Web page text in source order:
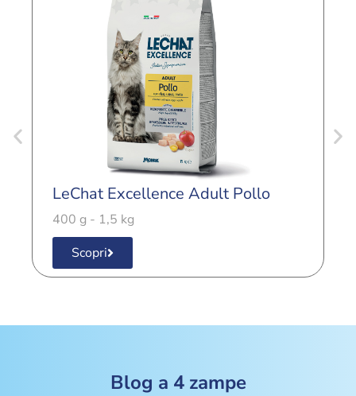
LeChat Excellence Adult Pollo
400 g - 1,5 kg
Scopri
Blog a 4 zampe